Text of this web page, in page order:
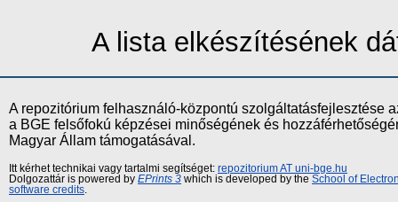
A lista elkészítésének
A repozitórium felhasználó-központú szolgáltatásfejlesztése
a BGE felsőfokú képzései minőségének és
Magyar Állam támogatásával.
Itt kérhet technikai vagy tartalmi segítséget: repozitorium AT uni-bge.hu
Dolgozattár is powered by EPrints 3 which is developed by the School of
software credits